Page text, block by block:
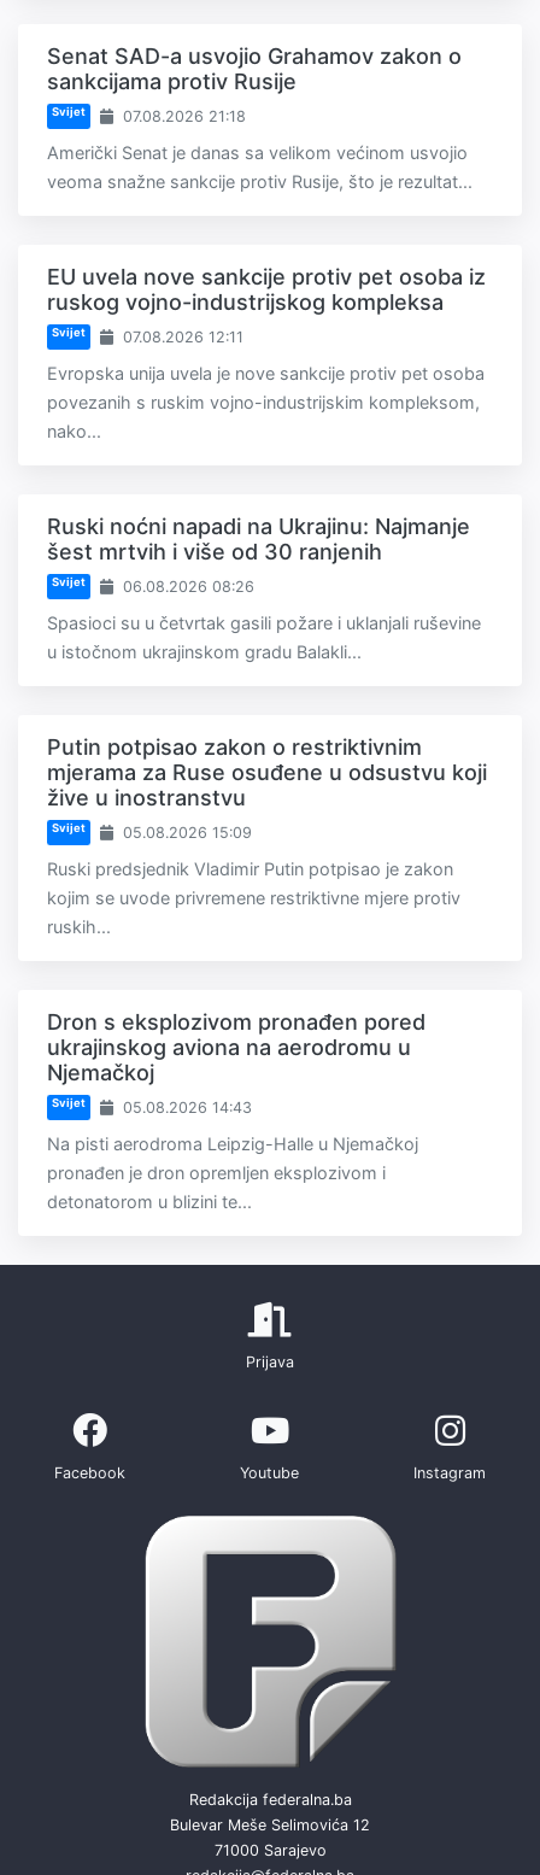
Senat SAD-a usvojio Grahamov zakon o
sankcijama protiv Rusije
Svijet 07.08.2026 21:18
Američki Senat je danas sa velikom većinom usvojio
veoma snažne sankcije protiv Rusije, što je rezultat...
EU uvela nove sankcije protiv pet osoba iz
ruskog vojno-industrijskog kompleksa
Svijet 07.08.2026 12:11
Evropska unija uvela je nove sankcije protiv pet osoba
povezanih s ruskim vojno-industrijskim kompleksom,
nako...
Ruski noćni napadi na Ukrajinu: Najmanje
šest mrtvih i više od 30 ranjenih
Svijet 06.08.2026 08:26
Spasioci su u četvrtak gasili požare i uklanjali ruševine
u istočnom ukrajinskom gradu Balakli...
Putin potpisao zakon o restriktivnim
mjerama za Ruse osuđene u odsustvu koji
žive u inostranstvu
Svijet 05.08.2026 15:09
Ruski predsjednik Vladimir Putin potpisao je zakon
kojim se uvode privremene restriktivne mjere protiv
ruskih...
Dron s eksplozivom pronađen pored
ukrajinskog aviona na aerodromu u
Njemačkoj
Svijet 05.08.2026 14:43
Na pisti aerodroma Leipzig-Halle u Njemačkoj
pronađen je dron opremljen eksplozivom i
detonatorom u blizini te...
Prijava
Facebook Youtube Instagram
Redakcija federalna.ba
Bulevar Meše Selimovića 12
71000 Sarajevo